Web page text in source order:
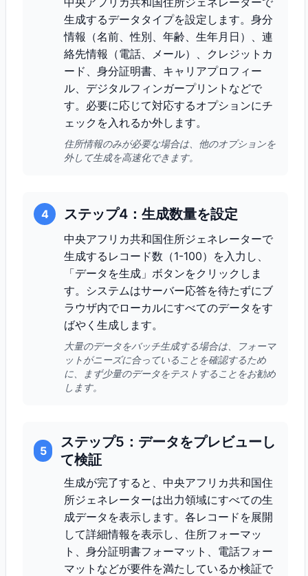
生成するデータタイプを設定します。身分
情報（名前、性別、年齢、生年月日）、連
絡先情報（電話、メール）、クレジットカ
ード、身分証明書、キャリアプロフィー
ル、デジタルフィンガープリントなどで
す。必要に応じて対応するオプションにチ
ェックを入れるか外します。
住所情報のみが必要な場合は、他のオプションを
外して生成を高速化できます。
4 ステップ4：生成数量を設定
中央アフリカ共和国住所ジェネレーターで
生成するレコード数（1-100）を入力し、
「データを生成」ボタンをクリックしま
す。システムはサーバー応答を待たずにブ
ラウザ内でローカルにすべてのデータをす
ばやく生成します。
大量のデータをバッチ生成する場合は、フォーマ
ットがニーズに合っていることを確認するため
に、まず少量のデータをテストすることをお勧め
します。
5
ステップ5：データをプレビューし
て検証
生成が完了すると、中央アフリカ共和国住
所ジェネレーターは出力領域にすべての生
成データを表示します。各レコードを展開
して詳細情報を表示し、住所フォーマッ
ト、身分証明書フォーマット、電話フォー
マットなどが要件を満たしているか検証で